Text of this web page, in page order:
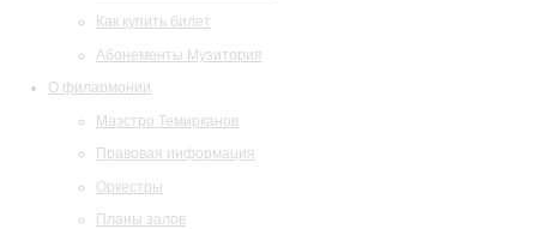
Как купить билет
Абонементы Музитория
О филармонии
Маэстро Темирканов
Правовая информация
Оркестры
Планы залов